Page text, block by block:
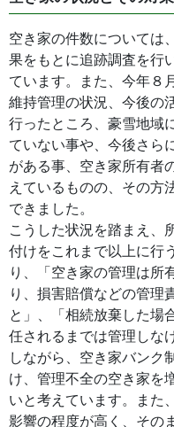
空き家の件数については
果をもとに追跡調査を行
ています。また、今年８
維持管理の状況、今後の
行ったところ、豪雪地域
ていない事や、今後さら
がある事、空き家所有者
えているものの、その方
できました。
こうした状況を踏まえ、
付けをこれまで以上に行
り、「空き家の管理は所
り、損害賠償などの管理
と」、「相続放棄した場
任されるまでは管理しな
しながら、空き家バンク
け、管理不全の空き家を
いと考えています。また
影響の程度が高く、その